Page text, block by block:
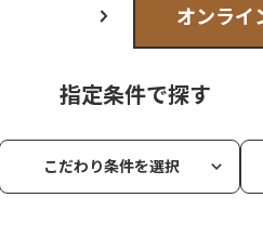
オンライ
指定条件で探す
こだわり条件を選択